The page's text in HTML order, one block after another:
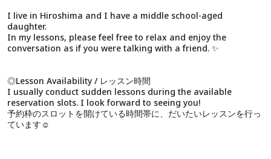
I live in Hiroshima and I have a middle school-aged
daughter.
In my lessons, please feel free to relax and enjoy the
conversation as if you were talking with a friend. ✨
◎Lesson Availability / レッスン時間
I usually conduct sudden lessons during the available
reservation slots. I look forward to seeing you!
予約枠のスロットを開けている時間帯に、だいたいレッスンを行っ
ています☺